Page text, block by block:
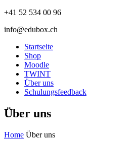
+41 52 534 00 96
info@edubox.ch
Startseite
Shop
Moodle
TWINT
Über uns
Schulungsfeedback
Über uns
Home Über uns